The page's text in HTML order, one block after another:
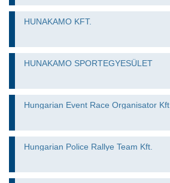
HUNAKAMO KFT.
HUNAKAMO SPORTEGYESÜLET
Hungarian Event Race Organisator Kft
Hungarian Police Rallye Team Kft.